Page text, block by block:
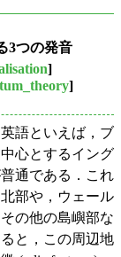
3つの発音
]
]
語といえば，ブ
心とするイング
通である．これ
部や，ウェール
の他の島嶼部な
と，この周辺地